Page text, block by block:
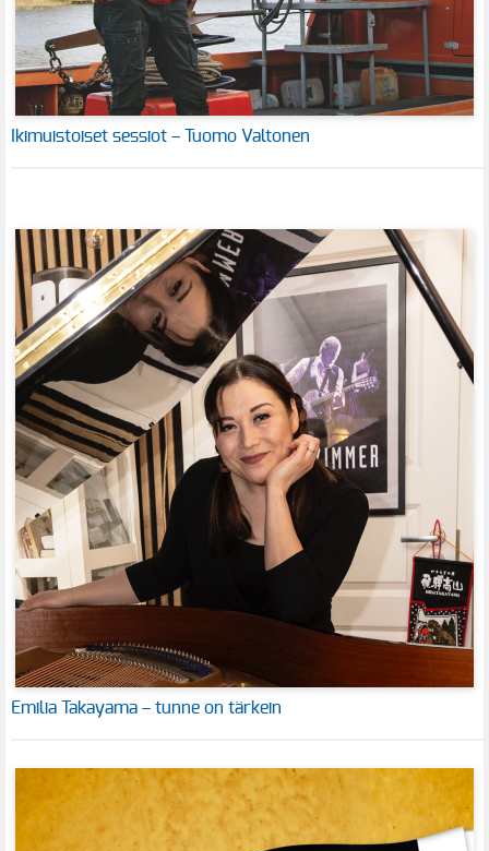
Ikimuistoiset sessiot – Tuomo Valtonen
Emilia Takayama – tunne on tärkein